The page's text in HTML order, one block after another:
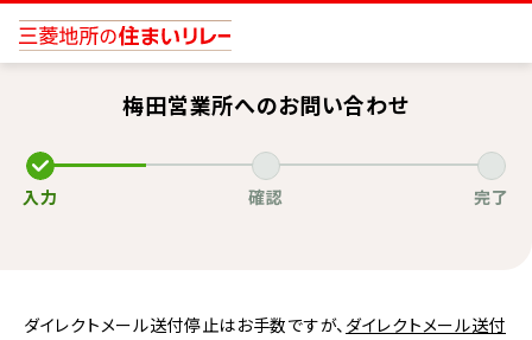
梅田営業所へのお問い合わせ
入力 確認 完了
ダイレクトメール送付停止はお手数ですが、 ダイレクトメール送付